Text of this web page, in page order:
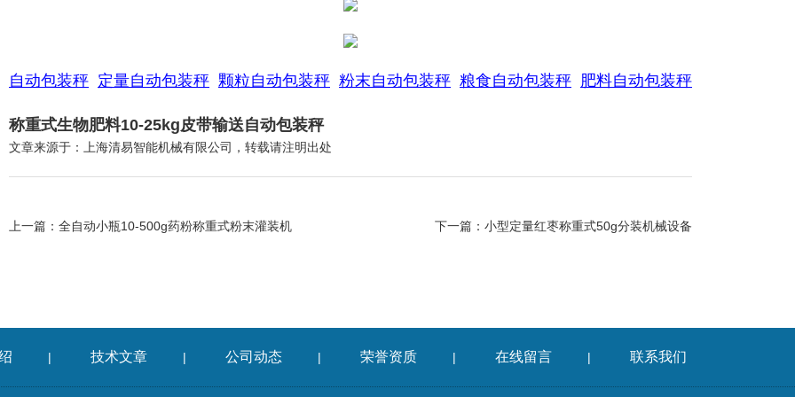
自动包装秤 定量自动包装秤 颗粒自动包装秤 粉末自动包装秤 粮食自动包装秤 肥料自动包装秤
称重式生物肥料10-25kg皮带输送自动包装秤
文章来源于：上海清易智能机械有限公司，转载请注明出处
下一篇： 小型定量红枣称重式50g分装机械设备
上一篇： 全自动小瓶10-500g药粉称重式粉末灌装机
| 技术文章 | 公司动态 | 荣誉资质 | 在线留言 | 联系我们